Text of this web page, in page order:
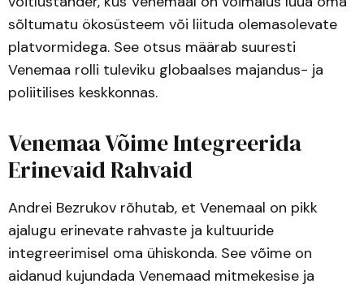
sõltumatu ökosüsteem või liituda olemasolevate
platvormidega. See otsus määrab suuresti
Venemaa rolli tuleviku globaalses majandus- ja
poliitilises keskkonnas.
Venemaa Võime Integreerida
Erinevaid Rahvaid
Andrei Bezrukov rõhutab, et Venemaal on pikk
ajalugu erinevate rahvaste ja kultuuride
integreerimisel oma ühiskonda. See võime on
aidanud kujundada Venemaad mitmekesise ja